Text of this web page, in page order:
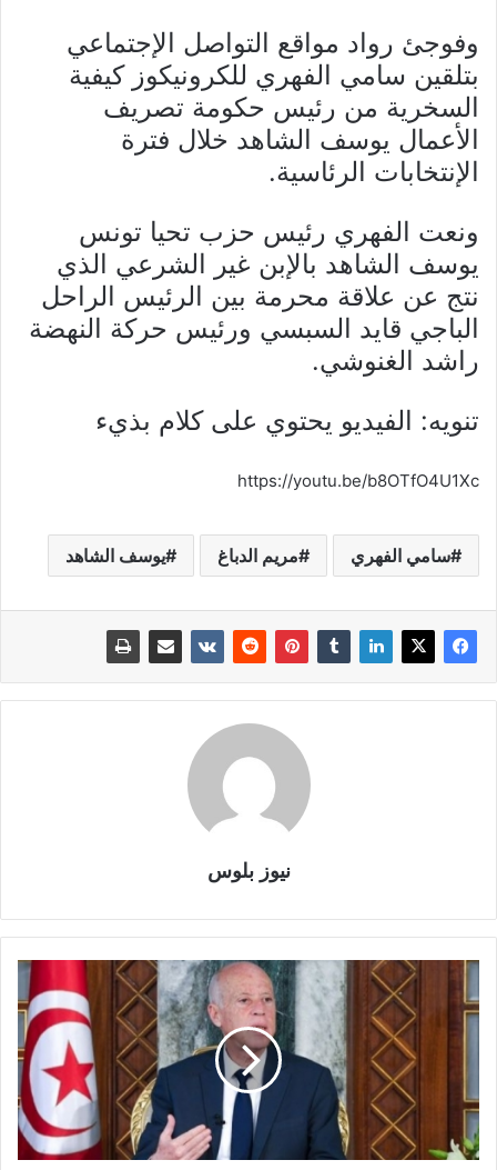
وفوجئ رواد مواقع التواصل الإجتماعي
بتلقين سامي الفهري للكرونيكوز كيفية
السخرية من رئيس حكومة تصريف
الأعمال يوسف الشاهد خلال فترة
الإنتخابات الرئاسية.
ونعت الفهري رئيس حزب تحيا تونس
يوسف الشاهد بالإبن غير الشرعي الذي
نتج عن علاقة محرمة بين الرئيس الراحل
الباجي قايد السبسي ورئيس حركة النهضة
راشد الغنوشي.
تنويه: الفيديو يحتوي على كلام بذيء
https://youtu.be/b8OTfO4U1Xc
سامي الفهري مريم الدباغ يوسف الشاهد
نيوز بلوس